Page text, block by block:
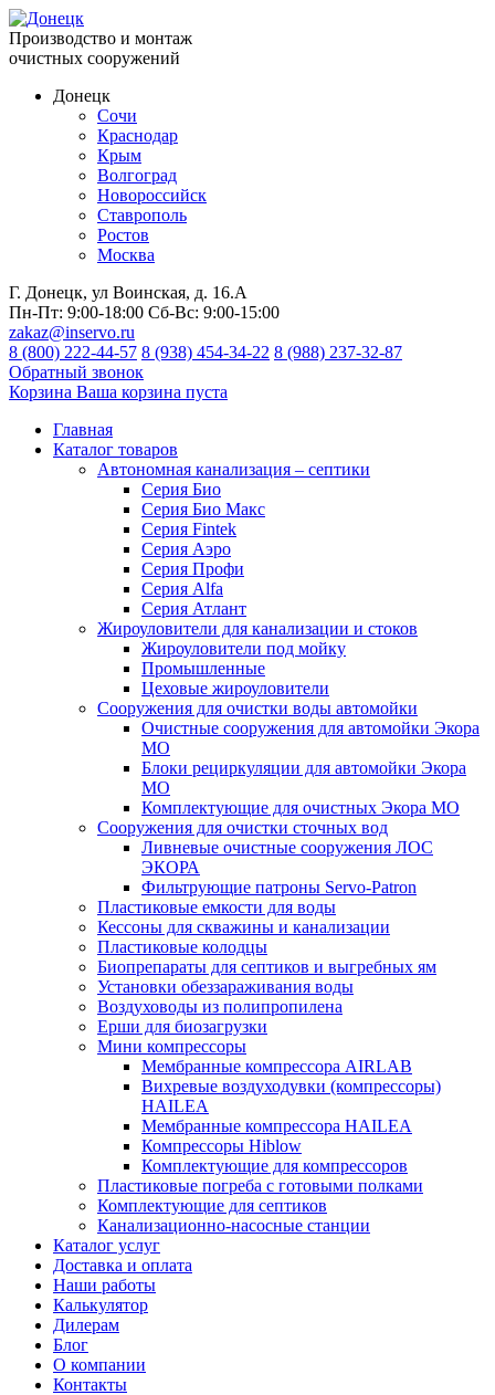
Производство и монтаж
очистных сооружений
Донецк
Сочи
Краснодар
Крым
Волгоград
Новороссийск
Ставрополь
Ростов
Москва
Г. Донецк, ул Воинская, д. 16.А
Пн-Пт: 9:00-18:00 Сб-Вс: 9:00-15:00
zakaz@inservo.ru
8 (800) 222-44-57 8 (938) 454-34-22 8 (988) 237-32-87
Обратный звонок
Корзина Ваша корзина пуста
Главная
Каталог товаров
Автономная канализация – септики
Серия Био
Серия Био Макс
Серия Fintek
Серия Аэро
Серия Профи
Серия Alfa
Серия Атлант
Жироуловители для канализации и стоков
Жироуловители под мойку
Промышленные
Цеховые жироуловители
Сооружения для очистки воды автомойки
Очистные сооружения для автомойки Экора
МО
Блоки рециркуляции для автомойки Экора
МО
Комплектующие для очистных Экора МО
Сооружения для очистки сточных вод
Ливневые очистные сооружения ЛОС
ЭКОРА
Фильтрующие патроны Servo-Patron
Пластиковые емкости для воды
Кессоны для скважины и канализации
Пластиковые колодцы
Биопрепараты для септиков и выгребных ям
Установки обеззараживания воды
Воздуховоды из полипропилена
Ерши для биозагрузки
Мини компрессоры
Мембранные компрессора AIRLAB
Вихревые воздуходувки (компрессоры)
HAILEA
Мембранные компрессора HAILEA
Компрессоры Hiblow
Комплектующие для компрессоров
Пластиковые погреба с готовыми полками
Комплектующие для септиков
Канализационно-насосные станции
Каталог услуг
Доставка и оплата
Наши работы
Калькулятор
Дилерам
Блог
О компании
Контакты